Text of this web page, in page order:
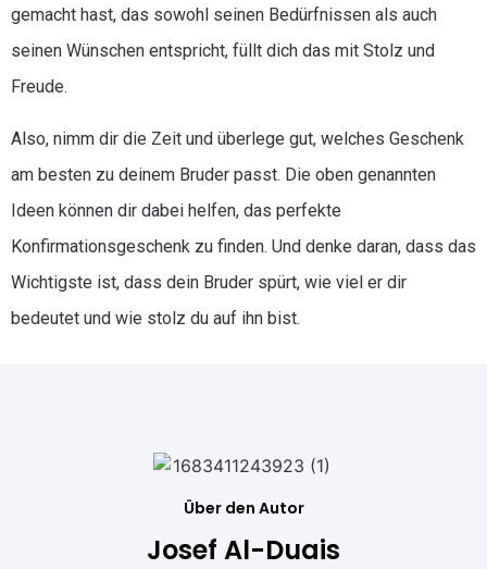
gemacht hast, das sowohl seinen Bedürfnissen als auch
seinen Wünschen entspricht, füllt dich das mit Stolz und
Freude.
Also, nimm dir die Zeit und überlege gut, welches Geschenk
am besten zu deinem Bruder passt. Die oben genannten
Ideen können dir dabei helfen, das perfekte
Konfirmationsgeschenk zu finden. Und denke daran, dass das
Wichtigste ist, dass dein Bruder spürt, wie viel er dir
bedeutet und wie stolz du auf ihn bist.
Über den Autor
Josef Al-Duais